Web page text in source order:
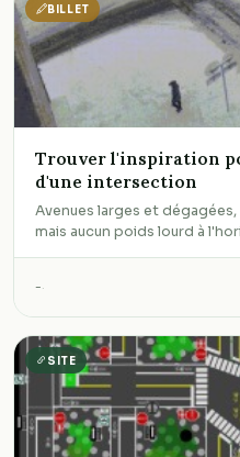
BILLET
Trouver l'inspiration
d'une intersection
Avenues larges et
mais aucun poids lourd à
-·
SITE